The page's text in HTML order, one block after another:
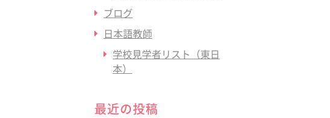
ブログ
日本語教師
学校見学者リスト（東日
本）
最近の投稿